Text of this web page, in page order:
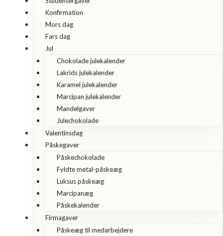
Konfirmation
Mors dag
Fars dag
Jul
Chokolade julekalender
Lakrids julekalender
Karamel julekalender
Marcipan julekalender
Mandelgaver
Julechokolade
Valentinsdag
Påskegaver
Påskechokolade
Fyldte metal-påskeæg
Luksus påskeæg
Marcipanæg
Påskekalender
Firmagaver
Påskeæg til medarbejdere